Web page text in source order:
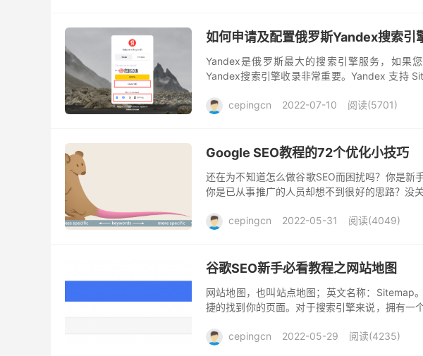
如何申请及配置俄罗斯Yandex搜索引
Yandex是俄罗斯最大的搜索引擎服务，如果
Yandex搜索引擎收录非常重要。Yandex 支持
cepingcn
2022-07-10 阅读(5701)
Google SEO教程的72个优化小技巧
还在为不知道怎么做谷歌SEO而困扰吗？你是新
你是已从事推广的人员却想不到很好的思路？没
cepingcn
2022-05-31 阅读(4049)
谷歌SEO新手必看教程之网站地图
网站地图，也叫站点地图；英文名称：Sitemap
捷的找到你的页面。对于搜索引擎来说，拥有一
cepingcn
2022-05-29 阅读(4235)